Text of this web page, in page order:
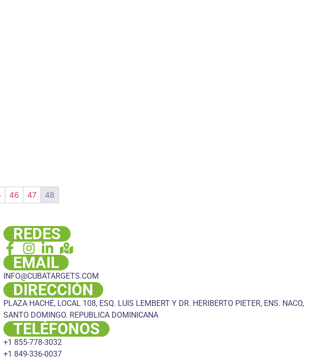
46 47 48
REDES
EMAIL
INFO@CUBATARGETS.COM
DIRECCIÓN
PLAZA HACHÉ, LOCAL 108, ESQ. LUIS LEMBERT Y DR. HERIBERTO PIETER, ENS. NACO,
SANTO DOMINGO. REPUBLICA DOMINICANA
TELÉFONOS
+1 855-778-3032
+1 849-336-0037